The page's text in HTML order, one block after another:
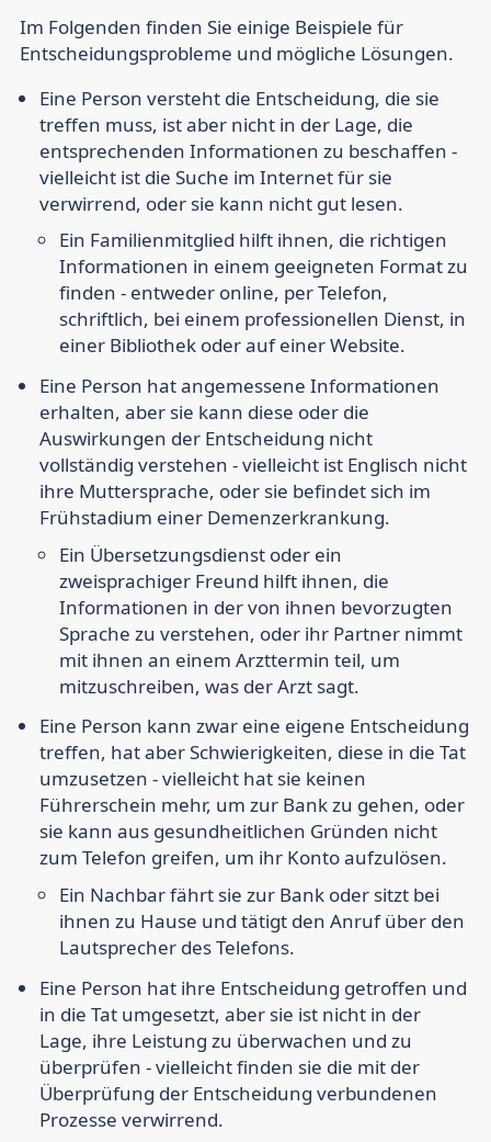
Im Folgenden finden Sie einige Beispiele für
Entscheidungsprobleme und mögliche Lösungen.
Eine Person versteht die Entscheidung, die sie
treffen muss, ist aber nicht in der Lage, die
entsprechenden Informationen zu beschaffen -
vielleicht ist die Suche im Internet für sie
verwirrend, oder sie kann nicht gut lesen.
Ein Familienmitglied hilft ihnen, die richtigen
Informationen in einem geeigneten Format zu
finden - entweder online, per Telefon,
schriftlich, bei einem professionellen Dienst, in
einer Bibliothek oder auf einer Website.
Eine Person hat angemessene Informationen
erhalten, aber sie kann diese oder die
Auswirkungen der Entscheidung nicht
vollständig verstehen - vielleicht ist Englisch nicht
ihre Muttersprache, oder sie befindet sich im
Frühstadium einer Demenzerkrankung.
Ein Übersetzungsdienst oder ein
zweisprachiger Freund hilft ihnen, die
Informationen in der von ihnen bevorzugten
Sprache zu verstehen, oder ihr Partner nimmt
mit ihnen an einem Arzttermin teil, um
mitzuschreiben, was der Arzt sagt.
Eine Person kann zwar eine eigene Entscheidung
treffen, hat aber Schwierigkeiten, diese in die Tat
umzusetzen - vielleicht hat sie keinen
Führerschein mehr, um zur Bank zu gehen, oder
sie kann aus gesundheitlichen Gründen nicht
zum Telefon greifen, um ihr Konto aufzulösen.
Ein Nachbar fährt sie zur Bank oder sitzt bei
ihnen zu Hause und tätigt den Anruf über den
Lautsprecher des Telefons.
Eine Person hat ihre Entscheidung getroffen und
in die Tat umgesetzt, aber sie ist nicht in der
Lage, ihre Leistung zu überwachen und zu
überprüfen - vielleicht finden sie die mit der
Überprüfung der Entscheidung verbundenen
Prozesse verwirrend.